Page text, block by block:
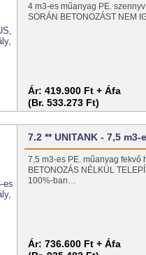
4 m3-es műanyag PE.
SORÁN BETONOZÁST NEM
Ár: 419.900 Ft + Áfa
(Br. 533.273 Ft)
7.2 ** UNITANK - 7,5
7,5 m3-es PE. műanyag fekvő
BETONOZÁS NÉLKÜL
100%-ban…
Ár: 736.600 Ft + Áfa